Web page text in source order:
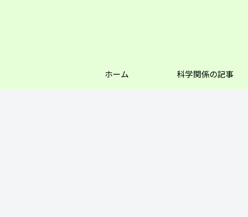
ホーム 科学関係の記事